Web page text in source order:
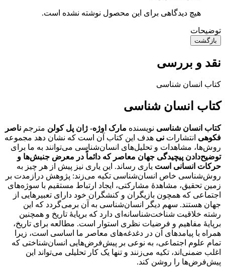
هیچ دیدگاهی برای این محصول نوشته نشده است.
توضیحات
بازگشت
نقد و بررسی
کتاب انسان شناسی
کتاب انسان شناسی
کتاب انسان شناسی نویسنده مارک اوژه- ژان پل کولن مترجم ناصر
فکوهی انتشارات نی هدف این کتاب آن است که نشان دهد مجموعه
روش‌ها، مشاهدات و تحلیل‌های انسان‌شناسی می‌توانند به ما برای
توضیح‌دادن پیچیدگی جهان معاصر که دائماً در معرض جنبش‌ها و
حرکات انسانی است یاری رساند. این یاری نیز پیش از هر چیز به
روش‌شناسی خاص انسان‌شناسی تکیه می‌زند: پژوهش درازمدت بر
زمین تحقیق، مشاهدهٔ مشارکتی، ایجاد ارتباط مستقیم با سوژه‌های
اجتماعی که همچون بازیگران و کنشگران خود دارای تعبیرهایی از
جهان هستند. سهم دیگر انسان‌شناسی به آن برمی‌گردد که این
رشته خلاقیت شناخت‌شناسانه‌ای دارد که برپایهٔ تاریخ و همچنین
برپایهٔ مفاهیم و فرضیات نظری استوار است. مطالعه برای تاریخ،
همراه با پیامدهای آن در دغدغه‌های معاصر ما اساسی است، زیرا
تمام علوم اجتماعی، به نوعی بر پیش‌فرض‌هایی انسان‌شناختی که
اغلب ضمنی‌اند، تکیه می‌زنند و تنها یک کار تحلیلی می‌تواند این
پیش‌فرض‌ها را روشن کند.